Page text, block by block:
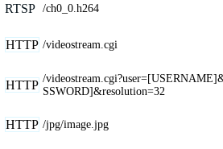
RTSP /ch0_0.h264
HTTP /videostream.cgi
HTTP /
SSWORD]&resolution=32
HTTP /jpg/image.jpg